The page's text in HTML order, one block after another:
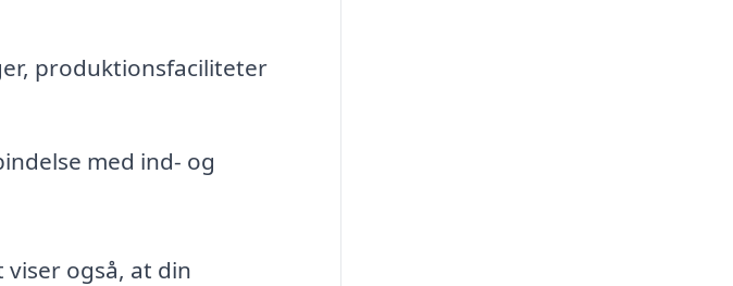
produktionsfaciliteter
med ind- og
også, at din